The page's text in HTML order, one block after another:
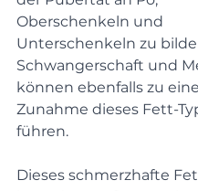
Oberschenkeln und
Unterschenkeln zu
Schwangerschaft und
können ebenfalls zu
Zunahme dieses Fett-
führen.
Dieses schmerzhafte